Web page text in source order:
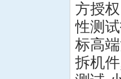
方授
性测
标高
拆机